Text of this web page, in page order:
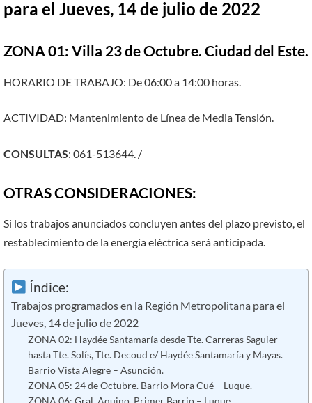
para el Jueves, 14 de julio de 2022
ZONA 01: Villa 23 de Octubre. Ciudad del Este.
HORARIO DE TRABAJO: De 06:00 a 14:00 horas.
ACTIVIDAD: Mantenimiento de Línea de Media Tensión.
CONSULTAS: 061-513644. /
OTRAS CONSIDERACIONES:
Si los trabajos anunciados concluyen antes del plazo previsto, el
restablecimiento de la energía eléctrica será anticipada.
Índice:
Trabajos programados en la Región Metropolitana para el
Jueves, 14 de julio de 2022
ZONA 02: Haydée Santamaría desde Tte. Carreras Saguier
hasta Tte. Solís, Tte. Decoud e/ Haydée Santamaría y Mayas.
Barrio Vista Alegre – Asunción.
ZONA 05: 24 de Octubre. Barrio Mora Cué – Luque.
ZONA 06: Gral. Aquino. Primer Barrio – Luque.